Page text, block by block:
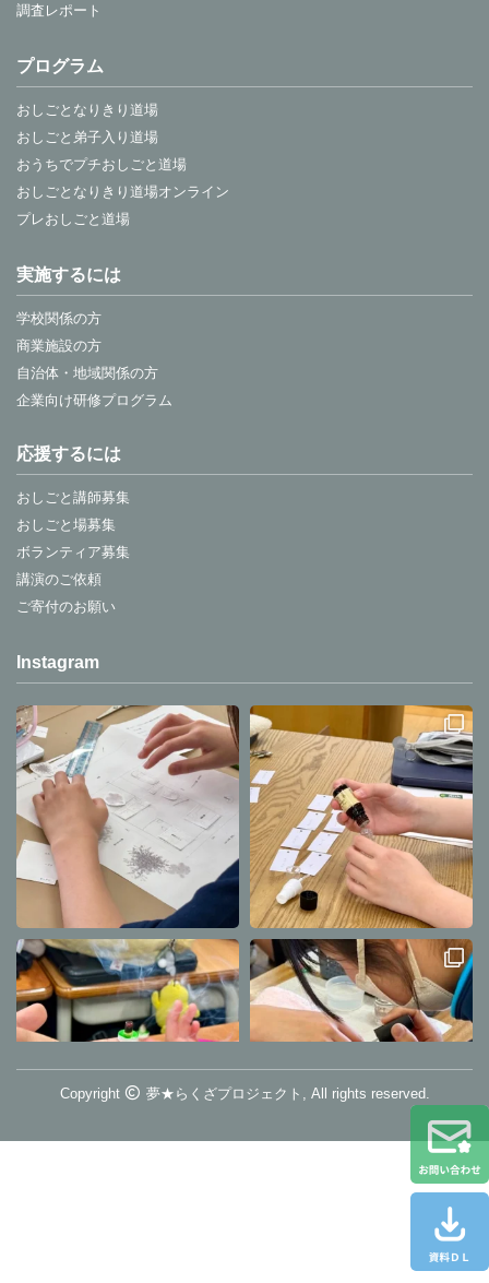
るようなネイルでした♡また、機会があれば体験しに
色に迷えたのがすごい人になったみたいで楽しかった
です。
と♡楽しく♡やれてうれしかった！またやってみたい
調査レポート
プログラム
おしごとなりきり道場
おしごと弟子入り道場
おうちでプチおしごと道場
おしごとなりきり道場オンライン
プレおしごと道場
実施するには
学校関係の方
商業施設の方
自治体・地域関係の方
企業向け研修プログラム
応援するには
おしごと講師募集
おしごと場募集
ボランティア募集
講演のご依頼
ご寄付のお願い
Instagram
Copyright 夢★らくざプロジェクト, All rights reserved.